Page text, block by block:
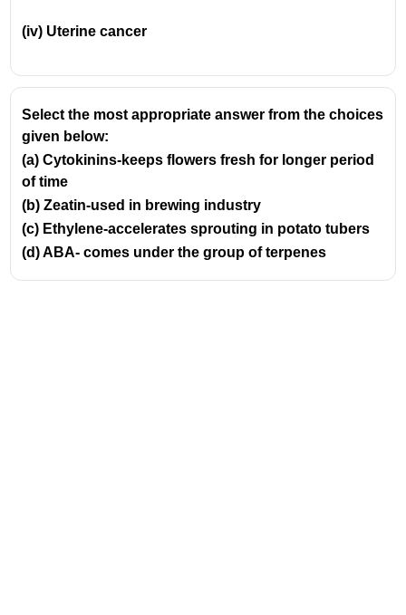
(iv) Uterine cancer
Select the most appropriate answer from the choices
given below:
(a) Cytokinins-keeps flowers fresh for longer period
of time
(b) Zeatin-used in brewing industry
(c) Ethylene-accelerates sprouting in potato tubers
(d) ABA- comes under the group of terpenes